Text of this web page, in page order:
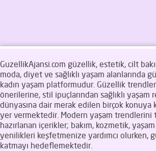
GuzellikAjansi.com güzellik, estetik, cilt
moda, diyet ve sağlıklı yaşam alanlarında
kadın yaşam platformudur. Güzellik
önerilerine, stil ipuçlarından sağlıklı yaşam
dünyasına dair merak edilen birçok
yer vermektedir. Modern yaşam trendlerini
hazırlanan içerikler; bakım, kozmetik,
yenilikleri keşfetmenize yardımcı olurken,
katmayı hedeflemektedir.